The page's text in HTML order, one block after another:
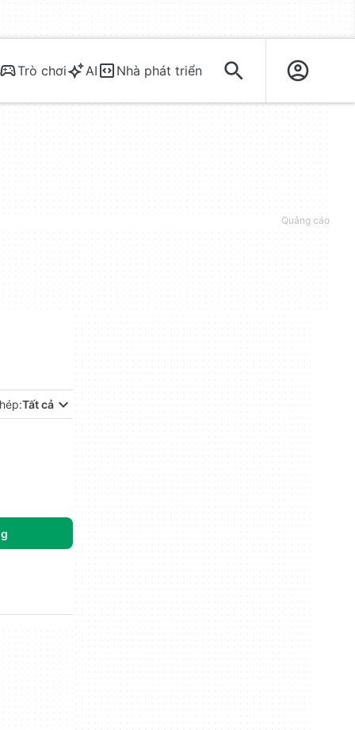
Trò chơi AI Nhà phát triển
Tất cả